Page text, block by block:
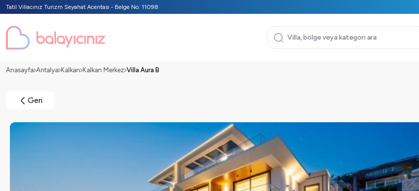
Tatil Villacınız Turizm Seyahat Acentası - Belge No: 11098
Anasayfa Antalya Kalkan Kalkan Merkez Villa Aura B
Geri